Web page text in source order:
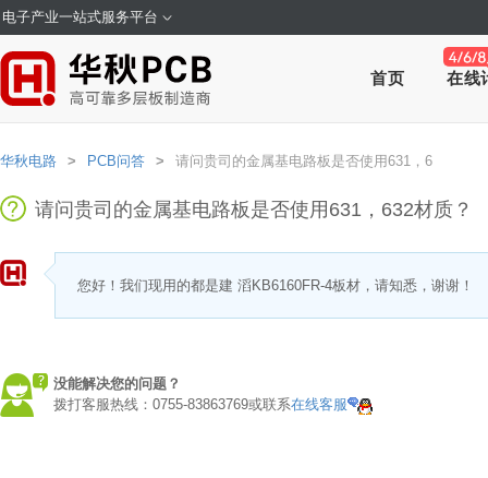
电子产业一站式服务平台
首页 在线
华秋电路 > PCB问答 > 请问贵司的金属基电路板是否使用631，6
请问贵司的金属基电路板是否使用631，632材质？
您好！我们现用的都是建 滔KB6160FR-4板材，请知悉，谢谢！
没能解决您的问题？
拨打客服热线：0755-83863769或联系在线客服